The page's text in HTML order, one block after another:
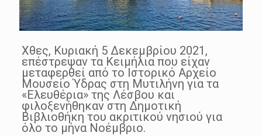
Χθες, Κυριακή 5 Δεκεμβρίου 2021,
επέστρεψαν τα Κειμήλια που είχαν
μεταφερθεί από το Ιστορικό Αρχείο
Μουσείο Ύδρας στη Μυτιλήνη για τα
«Ελευθέρια» της Λέσβου και
φιλοξενήθηκαν στη Δημοτική
Βιβλιοθήκη του ακριτικού νησιού για
όλο το μήνα Νοέμβριο.